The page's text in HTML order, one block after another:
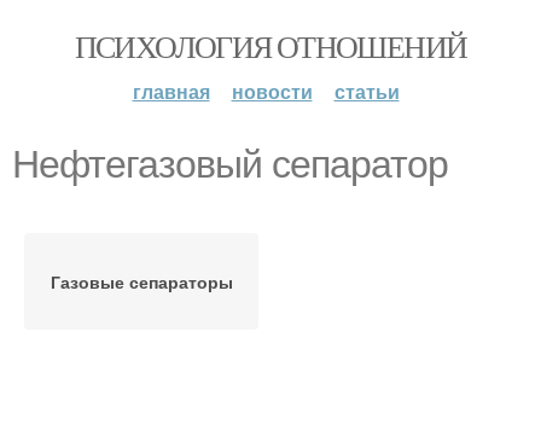
ПСИХОЛОГИЯ ОТНОШЕНИЙ
главная новости статьи
Нефтегазовый сепаратор
Газовые сепараторы